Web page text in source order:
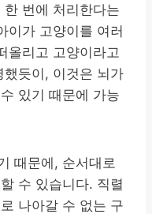
번에 처리한다는
이가 고양이를 여러
올리고 고양이라고
듯이, 이것은 뇌가
있기 때문에 가능
때문에, 순서대로
수 있습니다. 직렬
나아갈 수 없는 구